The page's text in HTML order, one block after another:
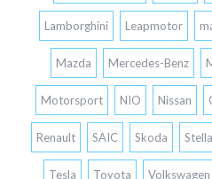
Lamborghini Leapmotor
Mazda Mercedes-Benz
Motorsport NIO Nissan
Renault SAIC Skoda
Tesla Toyota Volkswagen